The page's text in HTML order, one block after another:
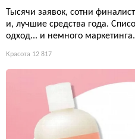
Тысячи заявок, сотни
и, лучшие средства года.
одход... и немного маркетинга.
Красота 12 817